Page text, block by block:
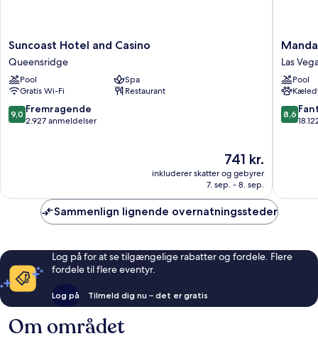
Suncoast
Hotel
and
Casino
Queensridge
Suncoast Hotel and Casino
Queensridge
Pool
Spa
Gratis Wi-Fi
Restaurant
9.0
ud
9,0 Fremragende
2.927 anmeldelser
Prisen
er
741 kr.
741 kr.
inkluderer skatter og gebyrer
7. sep. - 8. sep.
Bay
Resort
And
Casino
Las
Vegas
Las
Pool
8.6
ud
8,6
Sammenlign lignende overnatningssteder
Log på for at se tilgængelige rabatter og fordele. Flere
fordele til flere eventyr.
Log på Tilmeld dig nu – det er gratis
Om området